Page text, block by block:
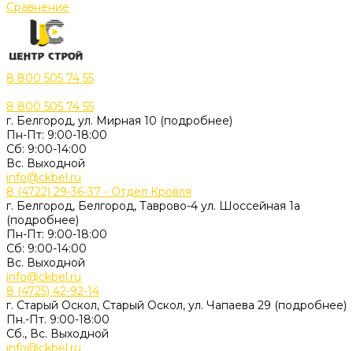
Сравнение
8 800 505 74 55
8 800 505 74 55
г. Белгород, ул. Мирная 10 (подробнее)
Пн-Пт: 9:00-18:00
Cб: 9:00-14:00
Вс. Выходной
info@ckbel.ru
8 (4722) 29-36-37 - Отдел Кровля
г. Белгород, Белгород, Таврово-4 ул. Шоссейная 1а
(подробнее)
Пн-Пт: 9:00-18:00
Cб: 9:00-14:00
Вс. Выходной
info@ckbel.ru
8 (4725) 42-92-14
г. Старый Оскол, Старый Оскол, ул. Чапаева 29 (подробнее)
Пн.-Пт. 9:00-18:00
Сб., Вс. Выходной
info@ckbel.ru